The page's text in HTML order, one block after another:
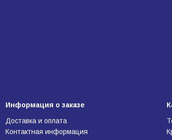
Информация о заказе
Доставка и оплата
Контактная информация